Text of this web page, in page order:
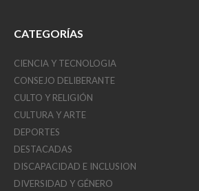
CATEGORÍAS
CIENCIA Y TECNOLOGIA
CONSEJO DELIBERANTE
CULTO Y RELIGIÓN
CULTURA Y ARTE
DEPORTES
DESTACADAS
DISCAPACIDAD E INCLUSION
DIVERSIDAD Y GÉNERO